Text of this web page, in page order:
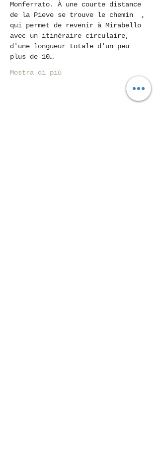
Monferrato. À une courte distance
de la Pieve se trouve le chemin  ,
qui permet de revenir à Mirabello
avec un itinéraire circulaire,
d'une longueur totale d'un peu
plus de 10…
Mostra di più